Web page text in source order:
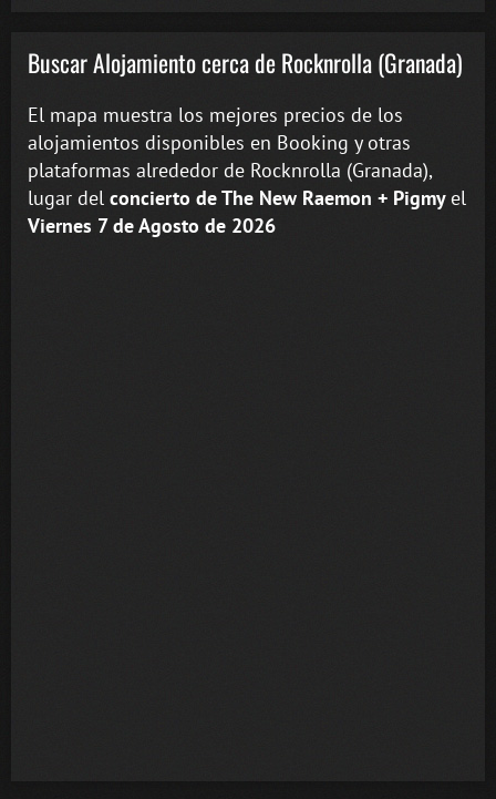
Buscar Alojamiento cerca de Rocknrolla (Granada)
El mapa muestra los mejores precios de los
alojamientos disponibles en Booking y otras
plataformas alrededor de Rocknrolla (Granada),
lugar del concierto de The New Raemon + Pigmyel
Viernes 7 de Agosto de 2026